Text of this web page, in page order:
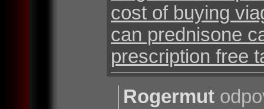
cost of buying
can prednisone
prescription free
Rogermut